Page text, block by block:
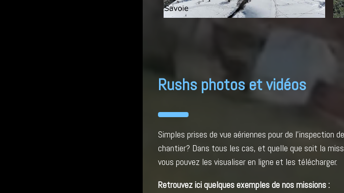
Rushs photos et vidéos
Simples prises de vue aériennes pour de l'inspection
chantier? Dans tous les cas, et quelle que soit la
vous pouvez les visualiser en ligne et les télécharger.
Retrouvez ici quelques exemples de nos missions :